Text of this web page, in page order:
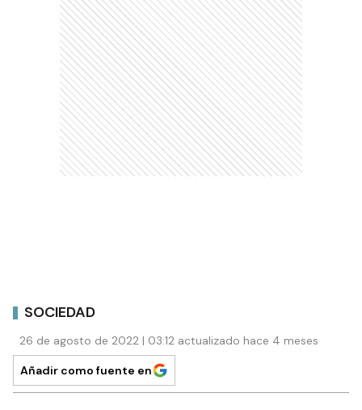
SOCIEDAD
26 de agosto de 2022 | 03:12 actualizado hace 4 meses
Añadir como fuente en